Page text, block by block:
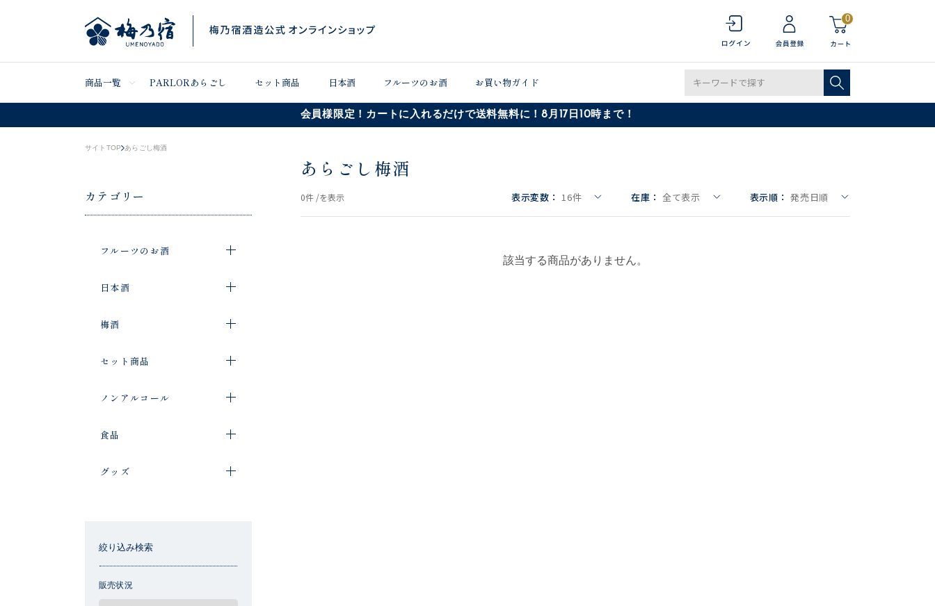
0
商品一覧 PARLORあらごし セット商品 日本酒 フルーツのお酒 お買い物ガイド
会員様限定！カートに入れるだけで送料無料に！8月17日10時まで！
サイトTOP あらごし梅酒
カテゴリー
フルーツのお酒
日本酒
梅酒
セット商品
ノンアルコール
食品
グッズ
絞り込み検索
販売状況
あらごし梅酒
0件 /を表示 表示変数： 16件 在庫： 全て表示 表示順： 発売日順
該当する商品がありません。